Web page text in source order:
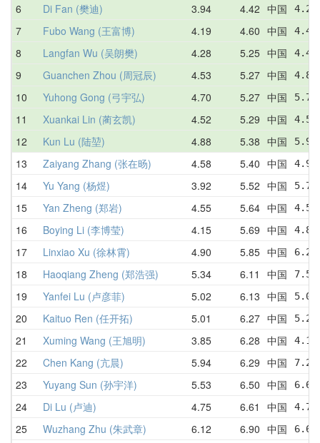
6 Di Fan (樊迪) 3.94 4.42 中国
7 Fubo Wang (王富博) 4.19 4.60 中国
8 Langfan Wu (吴朗樊) 4.28 5.25 中国
9 Guanchen Zhou (周冠辰) 4.53 5.27 中国
10 Yuhong Gong (弓宇弘) 4.70 5.27 中国
11 Xuankai Lin (蔺玄凯) 4.52 5.29 中国
12 Kun Lu (陆堃) 4.88 5.38 中国
13 Zaiyang Zhang (张在旸) 4.58 5.40 中国
14 Yu Yang (杨煜) 3.92 5.52 中国
15 Yan Zheng (郑岩) 4.55 5.64 中国
16 Boying Li (李博莹) 4.15 5.69 中国
17 Linxiao Xu (徐林霄) 4.90 5.85 中国
18 Haoqiang Zheng (郑浩强) 5.34 6.11 中国
19 Yanfei Lu (卢彦菲) 5.02 6.13 中国
20 Kaituo Ren (任开拓) 5.01 6.27 中国
21 Xuming Wang (王旭明) 3.85 6.28 中国
22 Chen Kang (亢晨) 5.94 6.29 中国
23 Yuyang Sun (孙宇洋) 5.53 6.50 中国
24 Di Lu (卢迪) 4.75 6.61 中国
25 Wuzhang Zhu (朱武章) 6.12 6.90 中国